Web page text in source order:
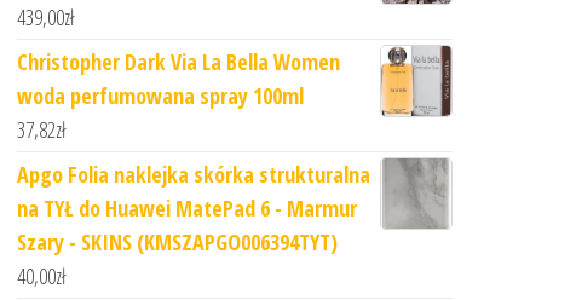
439,00zł
Christopher Dark Via La Bella Women
woda perfumowana spray 100ml
37,82zł
Apgo Folia naklejka skórka strukturalna
na TYŁ do Huawei MatePad 6 - Marmur
Szary - SKINS (KMSZAPGO006394TYT)
40,00zł